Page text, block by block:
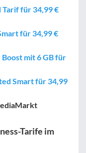
Tarif für 34,99 €
für 34,99 €
Boost mit 6 GB für
Smart für 34,99
Tarife im